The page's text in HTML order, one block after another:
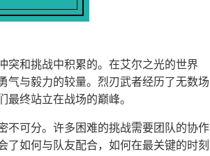
突和挑战中积累的。在艾尔之光的世界
气与毅力的较量。烈刃武者经历了无数场
终站立在战场的巅峰。
不可分。许多困难的挑战需要团队的协作
如何与队友配合，如何在最关键的时刻